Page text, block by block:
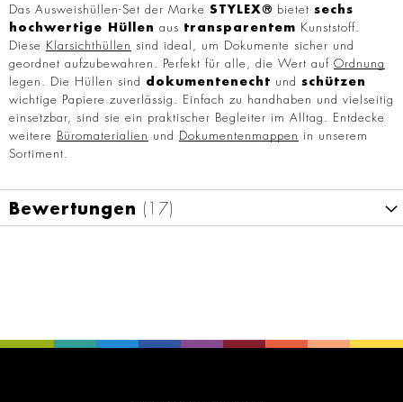
Das Ausweishüllen-Set der Marke STYLEX® bietet sechs
hochwertige Hüllen aus transparentem Kunststoff.
Diese
Klarsichthüllen sind ideal, um Dokumente sicher und
geordnet aufzubewahren. Perfekt für alle, die Wert auf Ordnung
legen. Die Hüllen sind dokumentenecht und schützen
wichtige Papiere zuverlässig. Einfach zu handhaben und vielseitig
einsetzbar, sind sie ein praktischer Begleiter im Alltag. Entdecke
weitere Büromaterialien und Dokumentenmappen
in unserem
Sortiment.
Bewertungen 17